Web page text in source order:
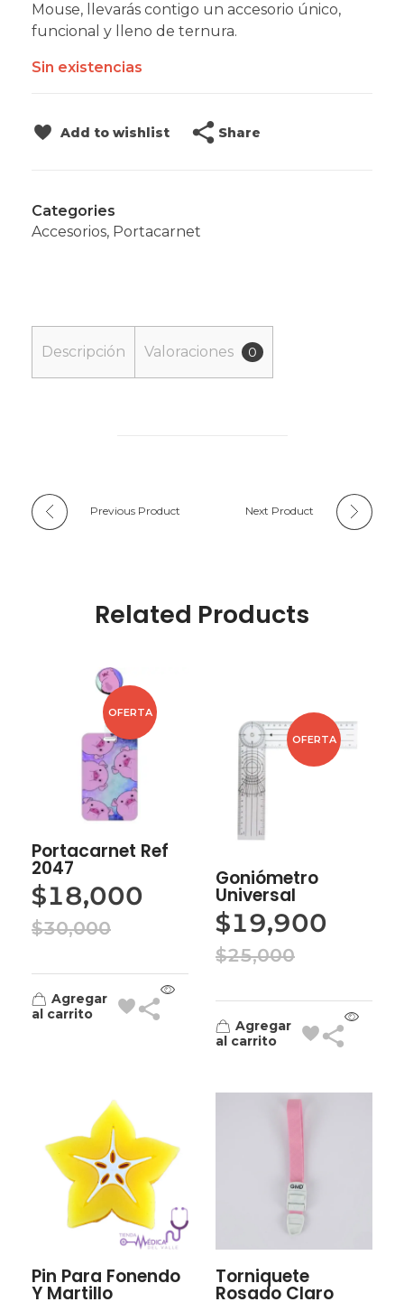
Mouse, llevarás contigo un accesorio único,
funcional y lleno de ternura.
Sin existencias
Add to wishlist Share
Categories
Accesorios, Portacarnet
Descripción Valoraciones 0
Previous Product Next Product
Related Products
OFERTA
Portacarnet Ref
2047
$18,000
$30,000
Agregar
al carrito
OFERTA
Goniómetro
Universal
$19,900
$25,000
Agregar
al carrito
Pin Para Fonendo
Y Martillo
Torniquete
Rosado Claro